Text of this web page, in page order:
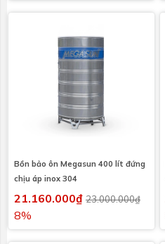
Bồn bảo ôn Megasun 400 lít đứng
chịu áp inox 304
21.160.000₫ 23.000.000₫
8%